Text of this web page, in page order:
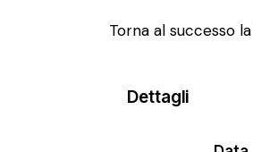
Torna al successo
Dettagli